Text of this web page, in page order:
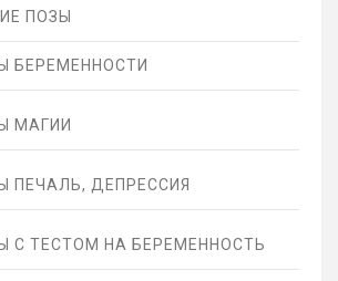
ПОЗЫ
БЕРЕМЕННОСТИ
МАГИИ
ПЕЧАЛЬ, ДЕПРЕССИЯ
С ТЕСТОМ НА БЕРЕМЕННОСТЬ